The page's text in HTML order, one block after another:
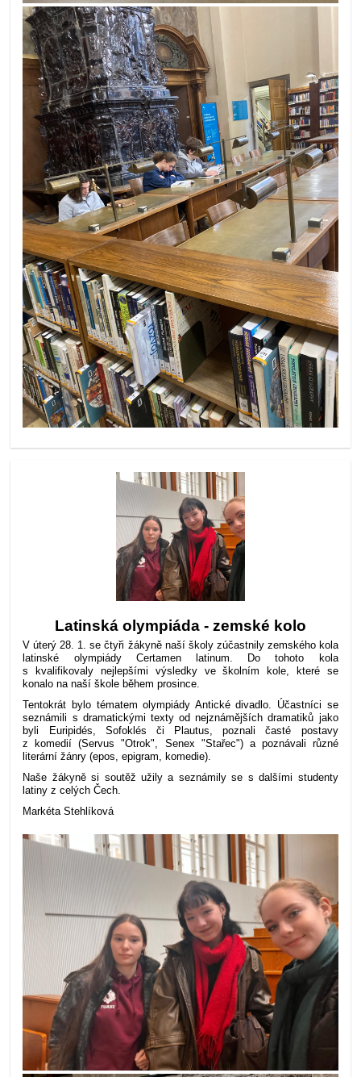
Latinská olympiáda - zemské kolo
V úterý 28. 1. se čtyři žákyně naší školy zúčastnily zemského kola
latinské olympiády Certamen latinum. Do tohoto kola
s kvalifikovaly nejlepšími výsledky ve školním kole, které se
konalo na naší škole během prosince.
Tentokrát bylo tématem olympiády Antické divadlo. Účastníci se
seznámili s dramatickými texty od nejznámějších dramatiků jako
byli Euripidés, Sofoklés či Plautus, poznali časté postavy
z komedií (Servus "Otrok", Senex "Stařec") a poznávali různé
literární žánry (epos, epigram, komedie).
Naše žákyně si soutěž užily a seznámily se s dalšími studenty
latiny z celých Čech.
Markéta Stehlíková